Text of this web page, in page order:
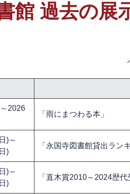
館 過去の展
2026
「雨にまつわる本」
)～
)
「永国寺図書館貸出ラン
)～
)
「直木賞2010～2024歴代